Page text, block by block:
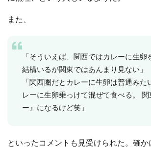
また、
「そういえば、関西ではカレーに生卵
結構いるが関東ではあんまり見ない」
「関西圏だとカレーに生卵は普通みた
レーに生卵乗っけて混ぜて食べる。 関
ー』になるけど笑」
といったコメントも見受けられた。確